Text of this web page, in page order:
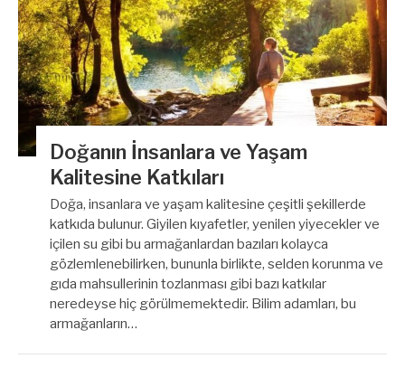
Doğanın İnsanlara ve Yaşam
Kalitesine Katkıları
Doğa, insanlara ve yaşam kalitesine çeşitli şekillerde
katkıda bulunur. Giyilen kıyafetler, yenilen yiyecekler ve
içilen su gibi bu armağanlardan bazıları kolayca
gözlemlenebilirken, bununla birlikte, selden korunma ve
gıda mahsullerinin tozlanması gibi bazı katkılar
neredeyse hiç görülmemektedir. Bilim adamları, bu
armağanların…